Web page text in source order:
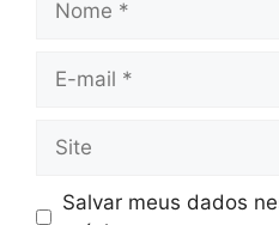
mail
Salvar meus dados